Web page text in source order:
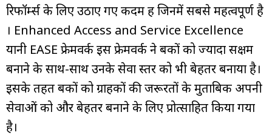
रिफॉर्म्स के लिए उठाए गए कदम हैं जिनमें सबसे महत्वपूर्ण है
। Enhanced Access and Service Excellence
यानी EASE फ्रेमवर्क इस फ्रेमवर्क ने बैंकों को ज्यादा सक्षम
बनाने के साथ-साथ उनके सेवा स्तर को भी बेहतर बनाया है।
इसके तहत बैंकों को ग्राहकों की जरूरतों के मुताबिक अपनी
सेवाओं को और बेहतर बनाने के लिए प्रोत्साहित किया गया
है।